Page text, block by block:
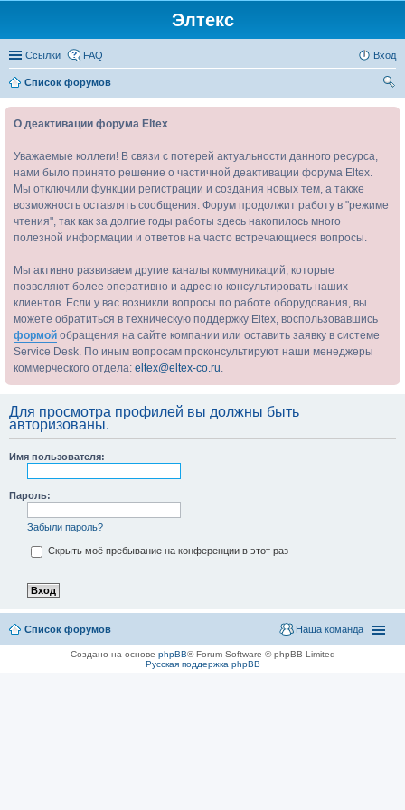
Элтекс
Ссылки FAQ Вход
Список форумов
О деактивации форума Eltex
Уважаемые коллеги! В связи с потерей актуальности данного ресурса,
нами было принято решение о частичной деактивации форума Eltex.
Мы отключили функции регистрации и создания новых тем, а также
возможность оставлять сообщения. Форум продолжит работу в "режиме
чтения", так как за долгие годы работы здесь накопилось много
полезной информации и ответов на часто встречающиеся вопросы.
Мы активно развиваем другие каналы коммуникаций, которые
позволяют более оперативно и адресно консультировать наших
клиентов. Если у вас возникли вопросы по работе оборудования, вы
можете обратиться в техническую поддержку Eltex, воспользовавшись
формой обращения на сайте компании или оставить заявку в системе
Service Desk. По иным вопросам проконсультируют наши менеджеры
коммерческого отдела: eltex@eltex-co.ru.
Для просмотра профилей вы должны быть
авторизованы.
Имя пользователя:
Пароль:
Забыли пароль?
Скрыть моё пребывание на конференции в этот раз
Список форумов Наша команда
Создано на основе phpBB® Forum Software © phpBB Limited
Русская поддержка phpBB